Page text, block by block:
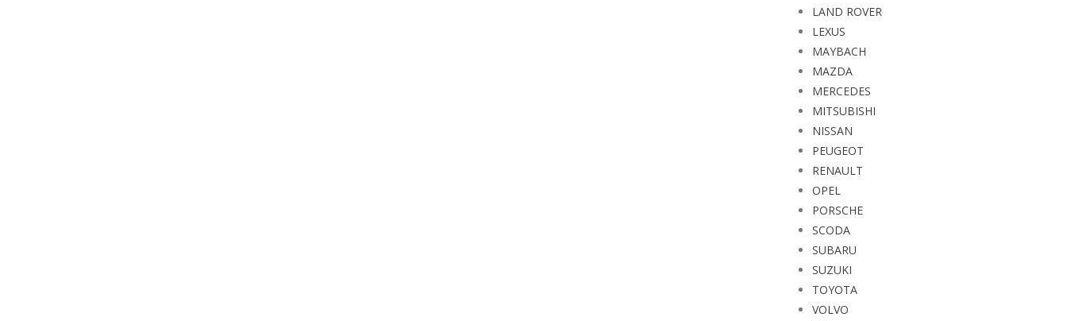
LAND ROVER
LEXUS
MAYBACH
MAZDA
MERCEDES
MITSUBISHI
NISSAN
PEUGEOT
RENAULT
OPEL
PORSCHE
SCODA
SUBARU
SUZUKI
TOYOTA
VOLVO